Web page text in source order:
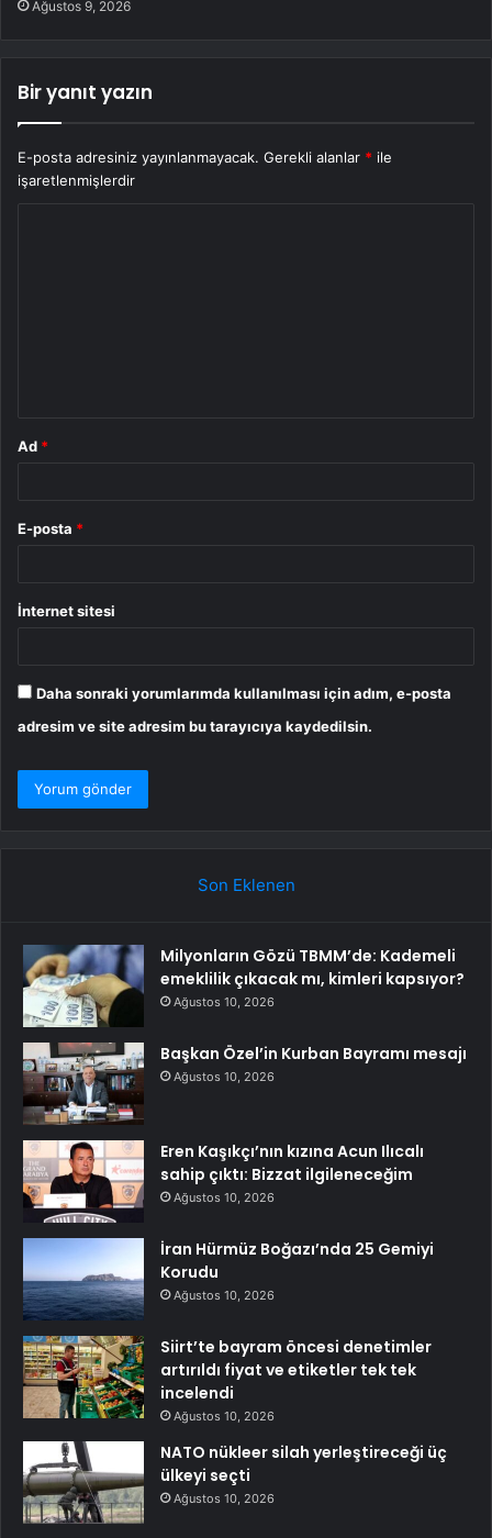
Ağustos 9, 2026
Bir yanıt yazın
E-posta adresiniz yayınlanmayacak. Gerekli alanlar * ile
işaretlenmişlerdir
Ad *
E-posta *
İnternet sitesi
Daha sonraki yorumlarımda kullanılması için adım, e-posta
adresim ve site adresim bu tarayıcıya kaydedilsin.
Son Eklenen
Milyonların Gözü TBMM’de: Kademeli
emeklilik çıkacak mı, kimleri kapsıyor?
Ağustos 10, 2026
Başkan Özel’in Kurban Bayramı mesajı
Ağustos 10, 2026
Eren Kaşıkçı’nın kızına Acun Ilıcalı
sahip çıktı: Bizzat ilgileneceğim
Ağustos 10, 2026
İran Hürmüz Boğazı’nda 25 Gemiyi
Korudu
Ağustos 10, 2026
Siirt’te bayram öncesi denetimler
artırıldı fiyat ve etiketler tek tek
incelendi
Ağustos 10, 2026
NATO nükleer silah yerleştireceği üç
ülkeyi seçti
Ağustos 10, 2026